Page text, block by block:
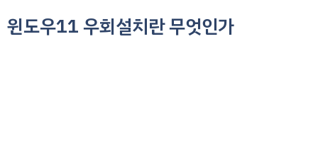
윈도우11 우회설치란 무엇인가